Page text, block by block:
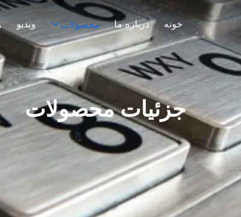
خونه درباره ما محصولات ویدیو
جزئیات محصولات